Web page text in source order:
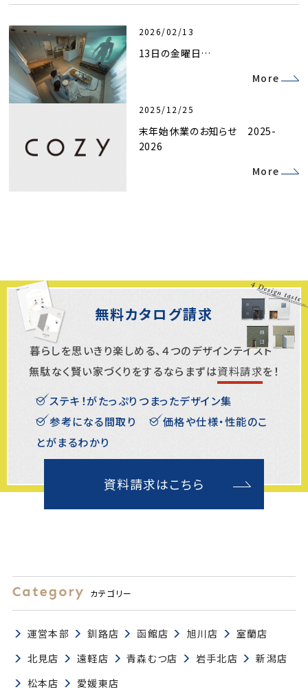
2026/02/13
13日の金曜日…
More
2025/12/25
末年始休業のお知らせ 2025-
2026
More
無料カタログ請求
暮らしを思いきり楽しめる、４つのデザインテイスト
無駄なく賢い家づくりをするならまずは資料請求を！
ステキ！がたっぷりつまったデザイン集
参考になる間取り
価格や仕様・性能のこ
とがまるわかり
資料請求はこちら
カテゴリー
運営本部 釧路店 函館店 旭川店
室蘭店
北見店
遠軽店 青森むつ店 岩手北店
新潟店
松本店
愛媛東店